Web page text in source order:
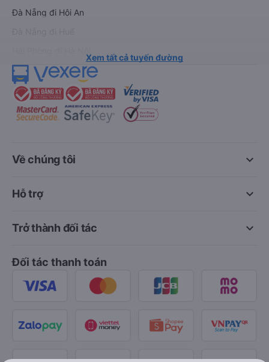
Đà Nẵng đi Hội An
Xem tất cả tuyến đường
keyboard_arrow_down
Về chúng tôi
keyboard_arrow_down
Hỗ trợ
keyboard_arrow_down
Trở thành đối tác
Đối tác thanh toán